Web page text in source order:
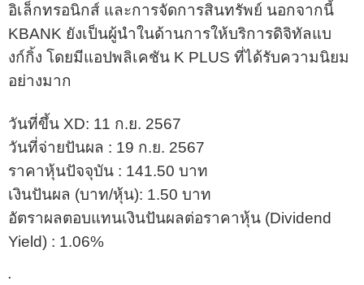
อิเล็กทรอนิกส์ และการจัดการสินทรัพย์ นอกจากนี้
KBANK ยังเป็นผู้นำในด้านการให้บริการดิจิทัลแบ
งก์กิ้ง โดยมีแอปพลิเคชัน K PLUS ที่ได้รับความนิยม
อย่างมาก
วันที่ขึ้น XD: 11 ก.ย. 2567
วันที่จ่ายปันผล : 19 ก.ย. 2567
ราคาหุ้นปัจจุบัน : 141.50 บาท
เงินปันผล (บาท/หุ้น): 1.50 บาท
อัตราผลตอบแทนเงินปันผลต่อราคาหุ้น (Dividend
Yield) : 1.06%
.